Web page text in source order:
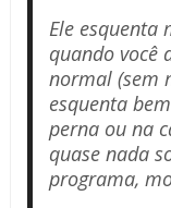
Ele esquenta
quando você
normal (sem
esquenta
perna ou na
quase nada
programa,